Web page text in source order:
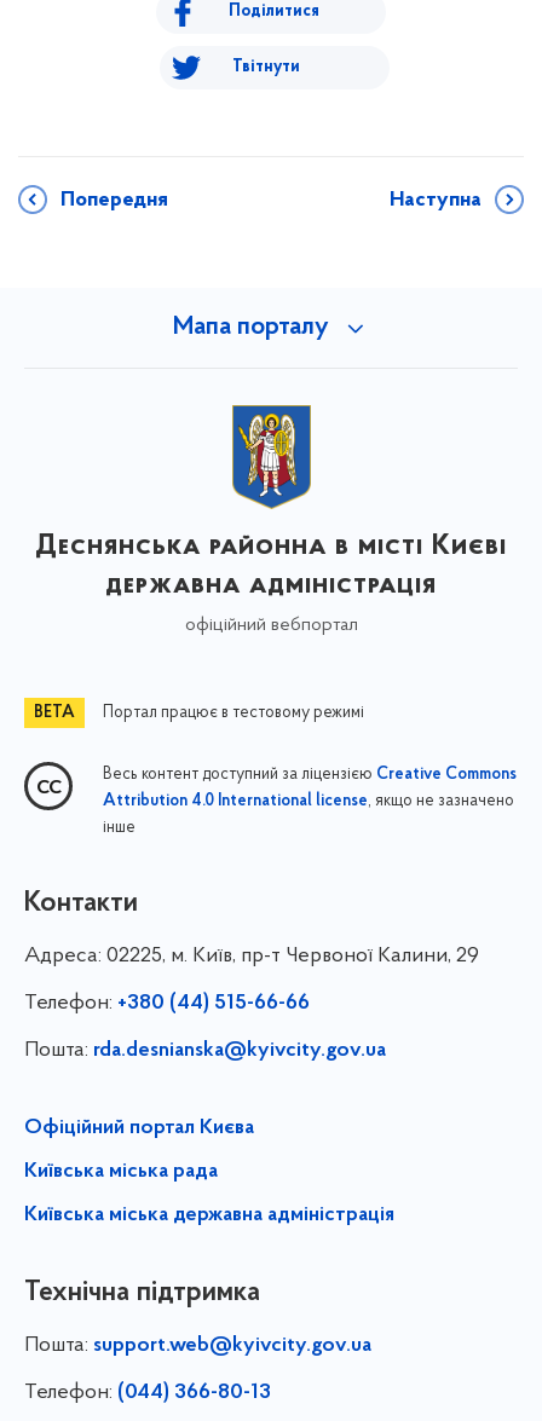
Поділитися
Твітнути
Попередня Наступна
Мапа порталу
Деснянська районна в місті Києві
державна адміністрація
офіційний вебпортал
Портал працює в тестовому режимі
Весь контент доступний за ліцензією Creative Commons
Attribution 4.0 International license, якщо не зазначено
інше
Контакти
Адреса: 02225, м. Київ, пр-т Червоної Калини, 29
Телефон: +380 (44) 515-66-66
Пошта: rda.desnianska@kyivcity.gov.ua
Офіційний портал Києва
Київська міська рада
Київська міська державна адміністрація
Технічна підтримка
Пошта: support.web@kyivcity.gov.ua
Телефон: (044) 366-80-13